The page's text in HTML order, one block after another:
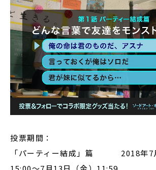
投票期間：
「パーティー結成」篇 2018年7月